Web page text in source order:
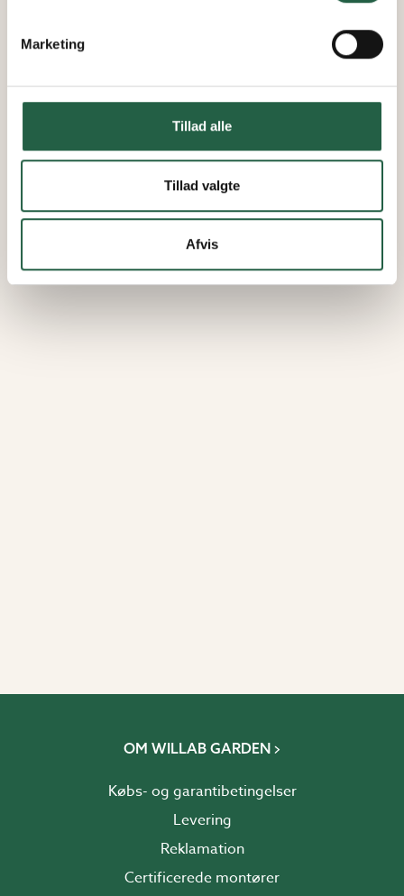
Marketing
Tillad alle
Tillad valgte
Afvis
OM WILLAB GARDEN
Købs- og garantibetingelser
Levering
Reklamation
Certificerede montører